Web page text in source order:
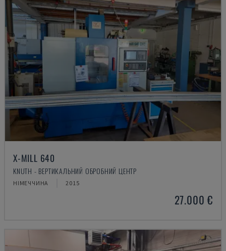
X-MILL 640
KNUTH - ВЕРТИКАЛЬНИЙ ОБРОБНИЙ ЦЕНТР
НІМЕЧЧИНА 2015
27.000 €